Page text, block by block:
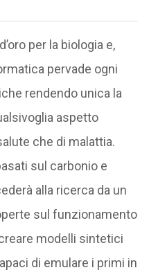
per la biologia e,
pervade ogni
rendendo unica la
aspetto
che di malattia.
sul carbonio e
alla ricerca da un
sul funzionamento
modelli sintetici
di emulare i primi in